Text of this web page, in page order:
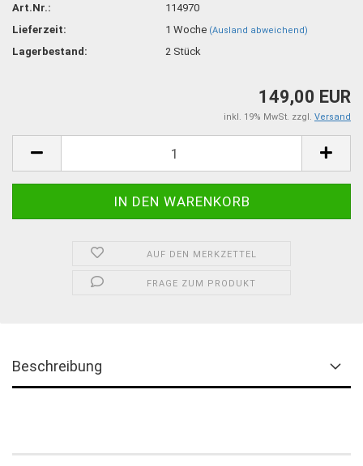
Art.Nr.:
114970
Lieferzeit:
1 Woche (Ausland abweichend)
Lagerbestand: 2 Stück
149,00 EUR
inkl. 19% MwSt. zzgl. Versand
AUF DEN MERKZETTEL
FRAGE ZUM PRODUKT
Beschreibung